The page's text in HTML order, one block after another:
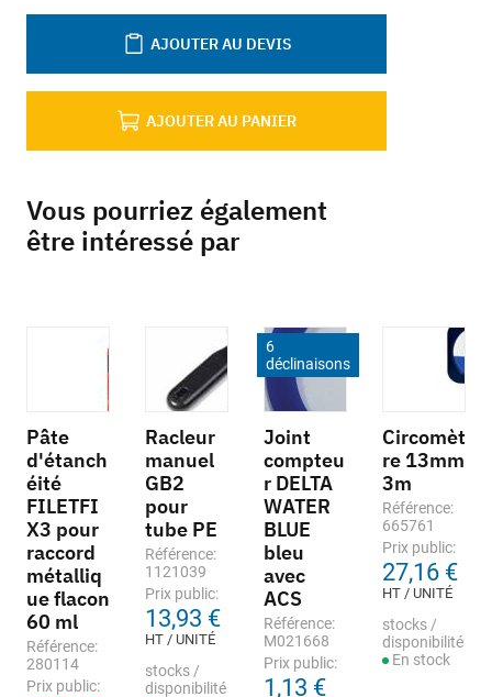
AJOUTER AU PANIER
AJOUTER AU DEVIS
Vous pourriez également
être intéressé par
Pâte
d'étanch
éité
FILETFI
X3 pour
raccord
métalliq
ue flacon
60 ml
Référence:
280114
Prix public:
Racleur
manuel
GB2
pour
tube PE
Référence:
1121039
Prix public:
13,93 €
HT / UNITÉ
stocks /
disponibilité
6
déclinaisons
Joint
compteu
r DELTA
WATER
BLUE
bleu
avec
ACS
Référence:
M021668
Prix public:
1,13 €
Circomèt
re 13mm
3m
Référence:
665761
Prix public:
27,16 €
HT / UNITÉ
stocks /
disponibilité
En stock